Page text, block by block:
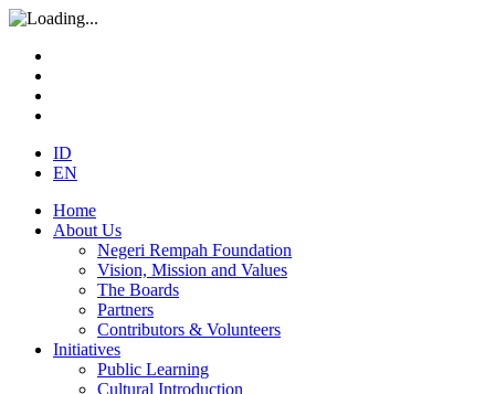
ID
EN
Home
About Us
Negeri Rempah Foundation
Vision, Mission and Values
The Boards
Partners
Contributors & Volunteers
Initiatives
Public Learning
Cultural Introduction